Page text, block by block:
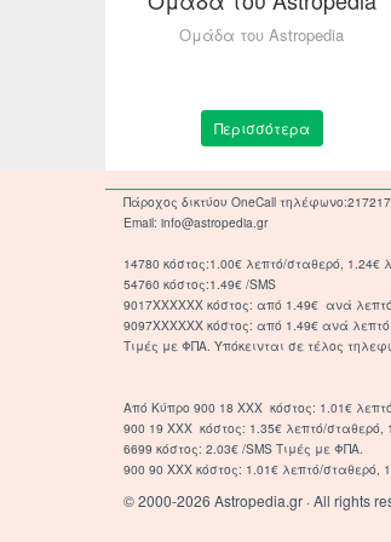
Ομάδα του Astropedia
Περισσότερα
Πάροχος δικτύου OneCall
Email: info@astropedia.gr
14780 κόστος:1.00€ λεπτό/σταθερό, 1.24€
54760 κόστος:1.49€ /SMS
9017XXXXXX κόστος: από 1.49€ ανά
9097XXXXXX κόστος: από 1.49€ ανά
Τιμές με ΦΠΑ. Υπόκεινται σε τέλος
Από Κύπρο 900 18 ΧΧΧ κόστος: 1.01€
900 19 ΧΧΧ κόστος: 1.35€ λεπτό/σταθερό,
6699 κόστος: 2.03€ /SMS Τιμές με ΦΠΑ.
900 90 XXX κόστος: 1.01€ λεπτό/σταθερό,
© 2000-2026 Astropedia.gr · All rights